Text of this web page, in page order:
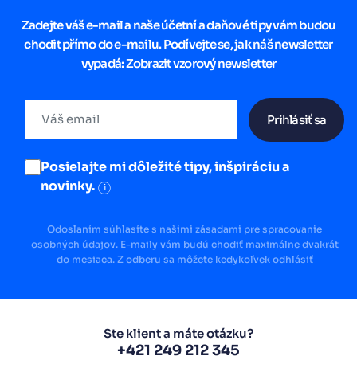
Zadejte váš e-mail a naše účetní a daňové tipy vám budou
chodit přímo do e-mailu. Podívejte se, jak náš newsletter
vypadá:Zobrazit vzorový newsletter
Prihlásiť sa
Posielajte mi dôležité tipy, inšpiráciu a
novinky.
i
Odoslaním súhlasíte s našimi zásadami pre spracovanie
osobných údajov. E-maily vám budú chodiť maximálne dvakrát
do mesiaca. Z odberu sa môžete kedykoľvek odhlásiť
Ste klient a máte otázku?
+421 249 212 345